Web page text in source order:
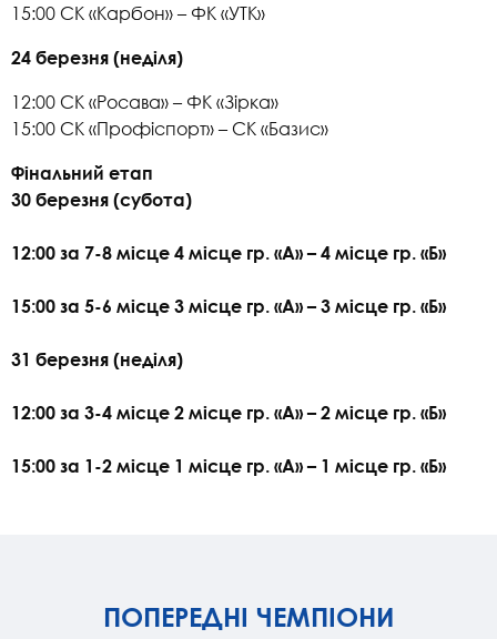
15:00 СК «Карбон» – ФК «УТК»
24 березня (неділя)
12:00 СК «Росава» – ФК «Зірка»
15:00 СК «Профіспорт» – СК «Базис»
Фінальний етап
30 березня (субота)
12:00 за 7-8 місце 4 місце гр. «А» – 4 місце гр. «Б»
15:00 за 5-6 місце 3 місце гр. «А» – 3 місце гр. «Б»
31 березня (неділя)
12:00 за 3-4 місце 2 місце гр. «А» – 2 місце гр. «Б»
15:00 за 1-2 місце 1 місце гр. «А» – 1 місце гр. «Б»
ПОПЕРЕДНІ ЧЕМПІОНИ